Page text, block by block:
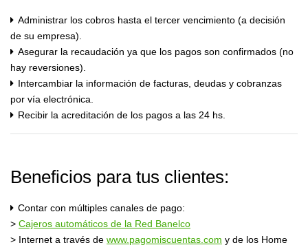
Administrar los cobros hasta el tercer vencimiento (a decisión
de su empresa).
Asegurar la recaudación ya que los pagos son confirmados (no
hay reversiones).
Intercambiar la información de facturas, deudas y cobranzas
por vía electrónica.
Recibir la acreditación de los pagos a las 24 hs.
Beneficios para tus clientes:
Contar con múltiples canales de pago:
> Cajeros automáticos de la Red Banelco
> Internet a través de www.pagomiscuentas.com y de los Home